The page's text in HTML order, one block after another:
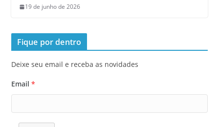
19 de junho de 2026
Fique por dentro
Deixe seu email e receba as novidades
Email *